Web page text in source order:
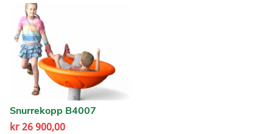
Snurrekopp B4007
kr26 900,00